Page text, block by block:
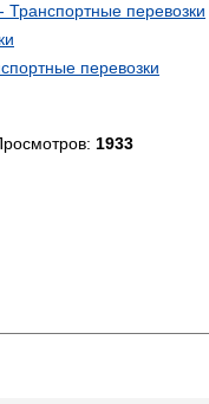
перевозки
перевозки
1933